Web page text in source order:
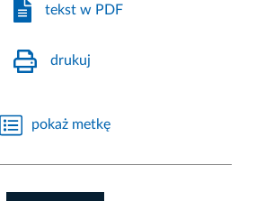
tekst w PDF
drukuj
pokaż metkę